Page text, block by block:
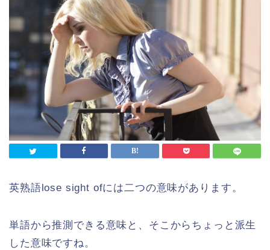
英熟語lose sight ofには二つの意味があります。
単語から推測できる意味と、そこからちょっと派生
した意味ですね。